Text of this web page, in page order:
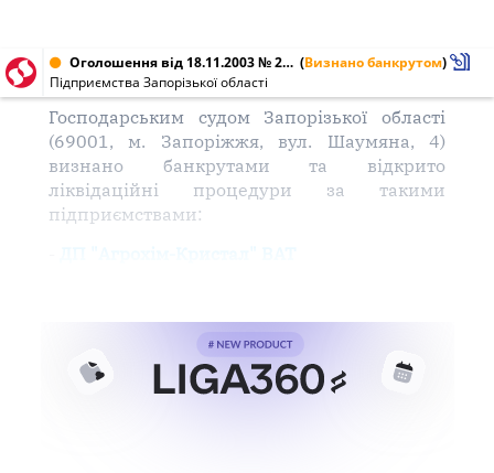
Оголошення від 18.11.2003 № 25478820, 03750351 (Визнано банкрутом)
Підприємства Запорізької області
Господарським судом Запорізької області
(69001, м. Запоріжжя, вул. Шаумяна, 4)
визнано банкрутами та відкрито
ліквідаційні процедури за такими
підприємствами: